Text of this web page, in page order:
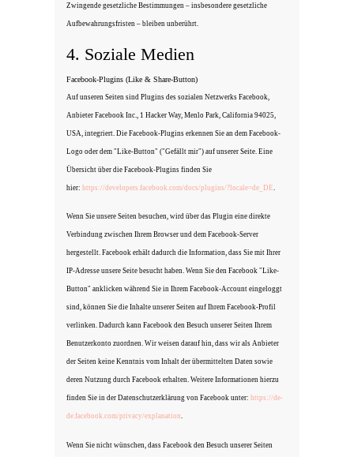
Zwingende gesetzliche Bestimmungen – insbesondere gesetzliche
Aufbewahrungsfristen – bleiben unberührt.
4. Soziale Medien
Facebook-Plugins (Like & Share-Button)
Auf unseren Seiten sind Plugins des sozialen Netzwerks Facebook,
Anbieter Facebook Inc., 1 Hacker Way, Menlo Park, California 94025,
USA, integriert. Die Facebook-Plugins erkennen Sie an dem Facebook-
Logo oder dem "Like-Button" ("Gefällt mir") auf unserer Seite. Eine
Übersicht über die Facebook-Plugins finden Sie
hier: https://developers.facebook.com/docs/plugins/?locale=de_DE
Wenn Sie unsere Seiten besuchen, wird über das Plugin eine direkte
Verbindung zwischen Ihrem Browser und dem Facebook-Server
hergestellt. Facebook erhält dadurch die Information, dass Sie mit Ihrer
IP-Adresse unsere Seite besucht haben. Wenn Sie den Facebook "Like-
Button" anklicken während Sie in Ihrem Facebook-Account eingeloggt
sind, können Sie die Inhalte unserer Seiten auf Ihrem Facebook-Profil
verlinken. Dadurch kann Facebook den Besuch unserer Seiten Ihrem
Benutzerkonto zuordnen. Wir weisen darauf hin, dass wir als Anbieter
der Seiten keine Kenntnis vom Inhalt der übermittelten Daten sowie
deren Nutzung durch Facebook erhalten. Weitere Informationen hierzu
finden Sie in der Datenschutzerklärung von Facebook unter: https://de-
de.facebook.com/privacy/explanation.
Wenn Sie nicht wünschen, dass Facebook den Besuch unserer Seiten